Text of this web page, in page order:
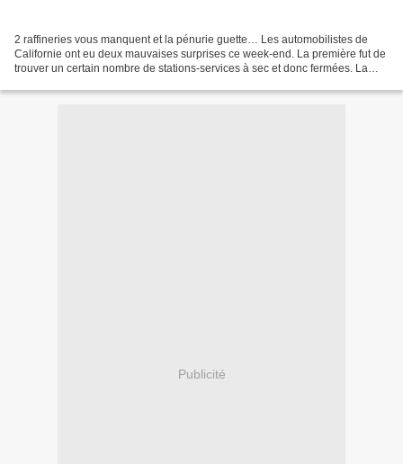
2 raffineries vous manquent et la pénurie guette… Les automobilistes de
Californie ont eu deux mauvaises surprises ce week-end. La première fut de
trouver un certain nombre de stations-services à sec et donc fermées. La
Publicité